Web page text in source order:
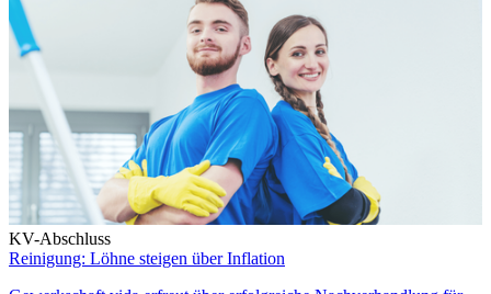
KV-Abschluss
Reinigung: Löhne steigen über Inflation